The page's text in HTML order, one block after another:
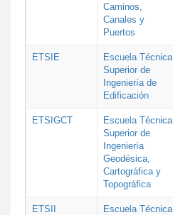
Caminos,
Canales y
Puertos
ETSIE
Escuela Técnica
Superior de
Ingeniería de
Edificación
ETSIGCT
Escuela Técnica
Superior de
Ingeniería
Geodésica,
Cartográfica y
Topográfica
ETSII
Escuela Técnica